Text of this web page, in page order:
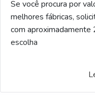
Se você procura por
melhores fábricas,
com aproximadamente
escolha